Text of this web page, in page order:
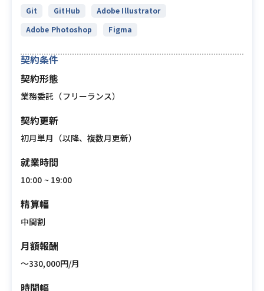
Git GitHub
Adobe Illustrator
Adobe Photoshop
Figma
契約条件
契約形態
業務委託（フリーランス）
契約更新
初月単月（以降、複数月更新）
就業時間
10:00 ~ 19:00
精算幅
中間割
月額報酬
〜330,000円/月
時間幅